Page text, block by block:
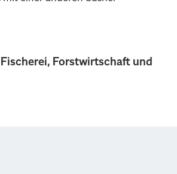
Forstwirtschaft und